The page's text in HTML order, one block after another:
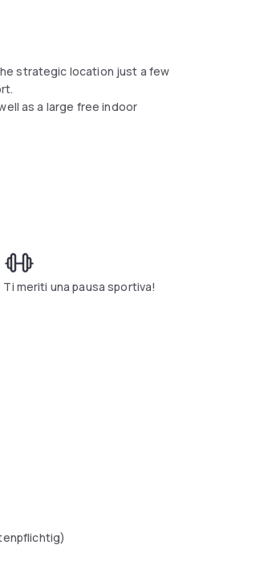
strategic location just a few
as a large free indoor
Ti meriti una pausa sportiva!